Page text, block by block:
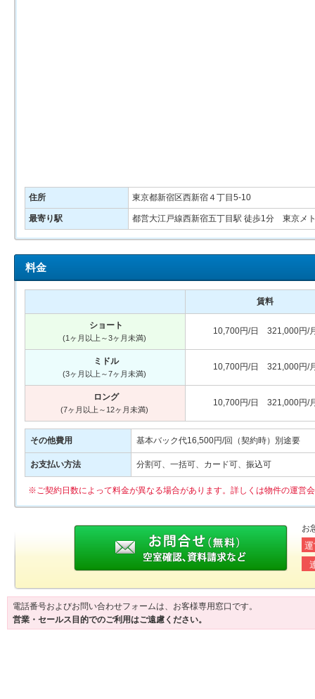
住所 東京都新宿区西新宿４丁目5-10
最寄り駅 都営大江戸線西新宿五丁目駅 徒歩1分 東京メ
料金
賃料
ショート
(1ヶ月以上～3ヶ月未満)
10,700円/日 321,000円/
ミドル
(3ヶ月以上～7ヶ月未満)
10,700円/日 321,000円/
ロング
(7ヶ月以上～12ヶ月未満)
10,700円/日 321,000円/
その他費用 基本バック代16,500円/回（契約時）別途要
お支払い方法 分割可、一括可、カード可、振込可
※ご契約日数によって料金が異なる場合があります。詳しくは物件の運営
お
電話番号およびお問い合わせフォームは、お客様専用窓口です。
営業・セールス目的でのご利用はご遠慮ください。